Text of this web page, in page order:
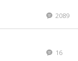
2089
16